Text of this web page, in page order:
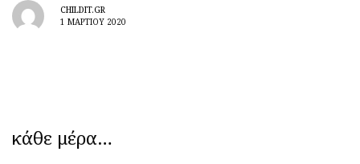
CHILDIT.GR
1 ΜΑΡΤΊΟΥ 2020
κάθε μέρα…